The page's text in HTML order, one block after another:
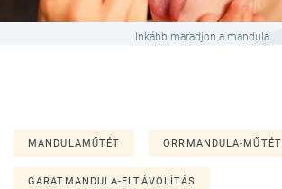
Inkább maradjon a mandula
MANDULAMŰTÉT ORRMANDULA-MŰTÉT
GARATMANDULA-ELTÁVOLÍTÁS